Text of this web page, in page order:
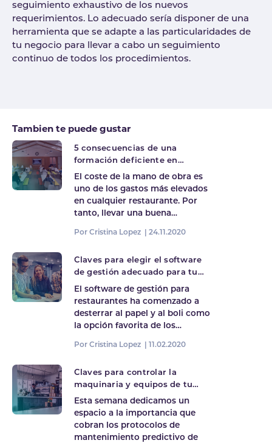
seguimiento exhaustivo de los nuevos
requerimientos. Lo adecuado sería disponer de una
herramienta que se adapte a las particularidades de
tu negocio para llevar a cabo un seguimiento
continuo de todos los procedimientos.
Tambien te puede gustar
5 consecuencias de una
formación deficiente en
hostelería
El coste de la mano de obra es
uno de los gastos más elevados
en cualquier restaurante. Por
tanto, llevar una buena…
Por Cristina Lopez | 24.11.2020
Claves para elegir el software
de gestión adecuado para tu
restaurante
El software de gestión para
restaurantes ha comenzado a
desterrar al papel y al boli como
la opción favorita de los…
Por Cristina Lopez | 11.02.2020
Claves para controlar la
maquinaria y equipos de tu
restaurante
Esta semana dedicamos un
espacio a la importancia que
cobran los protocolos de
mantenimiento predictivo de